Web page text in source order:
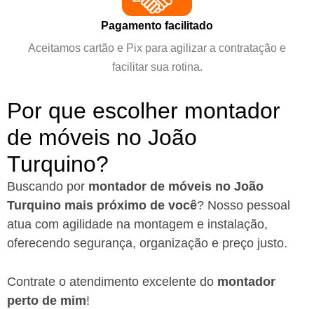
Pagamento facilitado
Aceitamos cartão e Pix para agilizar a contratação e
facilitar sua rotina.
Por que escolher montador
de móveis no João
Turquino?
Buscando por montador de móveis no João
Turquino mais próximo de você? Nosso pessoal
atua com agilidade na montagem e instalação,
oferecendo segurança, organização e preço justo.
Contrate o atendimento excelente do montador
perto de mim!